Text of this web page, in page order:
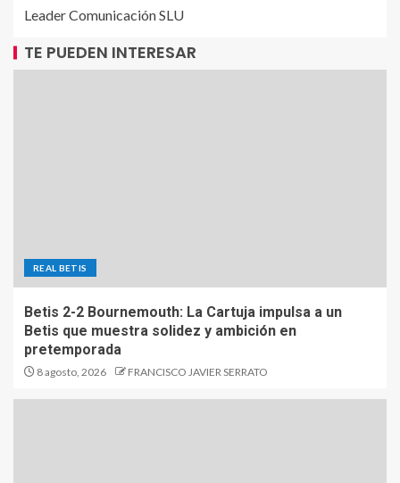
Leader Comunicación SLU
TE PUEDEN INTERESAR
REAL BETIS
Betis 2-2 Bournemouth: La Cartuja impulsa a un
Betis que muestra solidez y ambición en
pretemporada
8 agosto, 2026 FRANCISCO JAVIER SERRATO